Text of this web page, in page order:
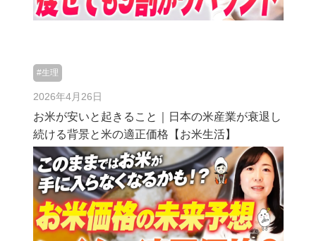
#生理
2026年4月26日
お米が安いと起きること｜日本の米産業が衰退し
続ける背景と米の適正価格【お米生活】